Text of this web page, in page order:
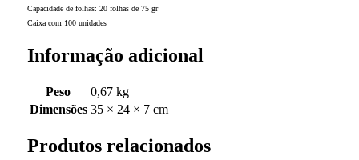
Capacidade de folhas: 20 folhas de 75 gr
Caixa com 100 unidades
Informação adicional
Peso
0,67 kg
Dimensões 35 × 24 × 7 cm
Produtos relacionados